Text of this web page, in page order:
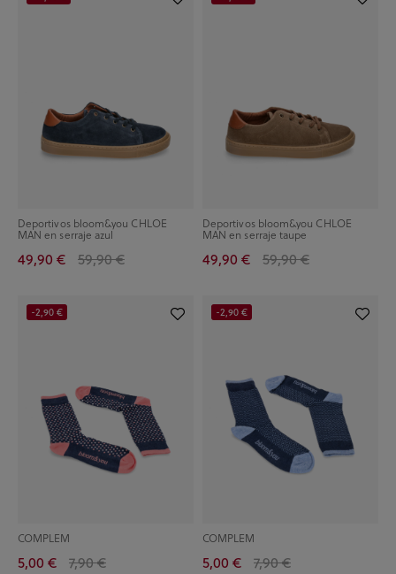
Deportivos bloom&you CHLOE
MAN en serraje azul
49,90 € 59,90 €
Deportivos bloom&you CHLOE
MAN en serraje taupe
49,90 € 59,90 €
COMPLEM
5,00 € 7,90 €
-2,90 €
COMPLEM
5,00 € 7,90 €
-2,90 €